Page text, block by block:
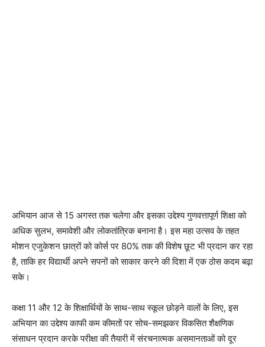
अभियान आज से 15 अगस्त तक चलेगा और इसका उद्देश्य गुणवत्तापूर्ण शिक्षा को
अधिक सुलभ, समावेशी और लोकतांत्रिक बनाना है। इस महा उत्सव के तहत
मोशन एजुकेशन छात्रों को कोर्स पर 80% तक की विशेष छूट भी प्रदान कर रहा
है, ताकि हर विद्यार्थी अपने सपनों को साकार करने की दिशा में एक ठोस कदम बढ़ा
सके।
कक्षा 11 और 12 के शिक्षार्थियों के साथ-साथ स्कूल छोड़ने वालों के लिए, इस
अभियान का उद्देश्य काफी कम कीमतों पर सोच-समझकर विकसित शैक्षणिक
संसाधन प्रदान करके परीक्षा की तैयारी में संरचनात्मक असमानताओं को दूर